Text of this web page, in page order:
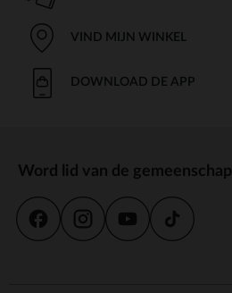
VIND MIJN WINKEL
DOWNLOAD DE APP
Word lid van de gemeenschap